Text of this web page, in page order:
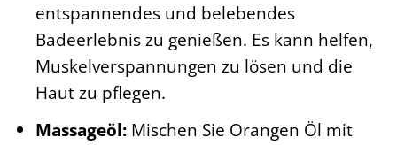
entspannendes und belebendes
Badeerlebnis zu genießen. Es kann helfen,
Muskelverspannungen zu lösen und die
Haut zu pflegen.
Massageöl:Mischen Sie Orangen Öl mit